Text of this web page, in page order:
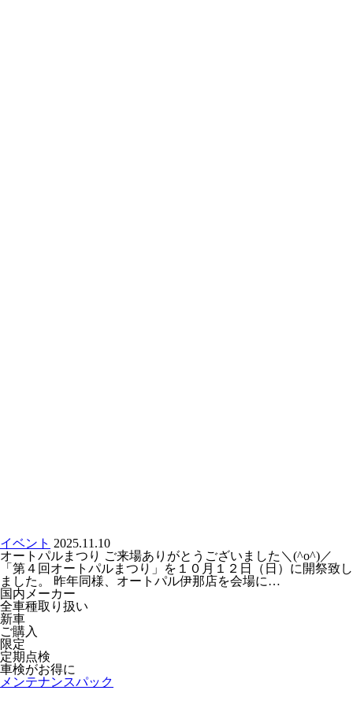
イベント 2025.11.10
オートパルまつり ご来場ありがとうございました＼(^o^)／
「第４回オートパルまつり」を１０月１２日（日）に開祭致し
ました。 昨年同様、オートパル伊那店を会場に…
国内メーカー
全車種取り扱い
新車
ご購入
限定
定期点検
車検がお得に
メンテナンスパック